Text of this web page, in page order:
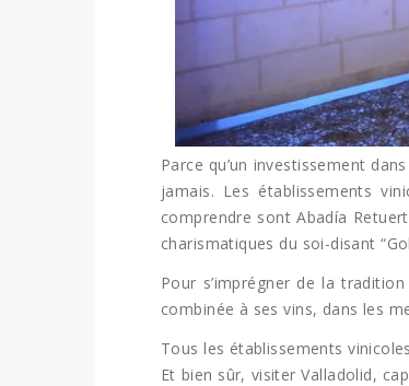
Parce qu’un investissement
jamais. Les établissements
comprendre sont Abadía
charismatiques du soi-disant
Pour s’imprégner de la
combinée à ses vins, dans les
Tous les établissements
Et bien sûr, visiter Valladolid,